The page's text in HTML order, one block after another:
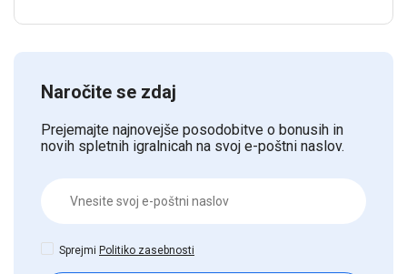
Naročite se zdaj
Prejemajte najnovejše posodobitve o bonusih in
novih spletnih igralnicah na svoj e-poštni naslov.
Sprejmi Politiko zasebnosti